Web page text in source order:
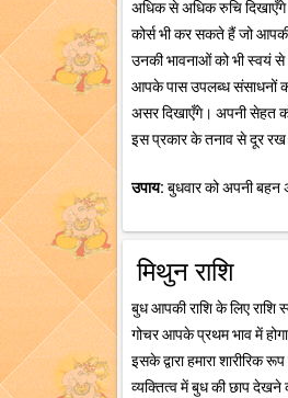
अधिक से अधिक रुचि
कोर्स भी कर सकते हैं जो
उनकी भावनाओं को भी स्वयं
आपके पास उपलब्ध संसाधनों
असर दिखाएँगे। अपनी सेहत
इस प्रकार के तनाव से दूर
उपाय: बुधवार को अपनी बहन
मिथुन राशि
बुध आपकी राशि के लिए राशि
गोचर आपके प्रथम भाव में
इसके द्वारा हमारा
व्यक्तित्व में बुध की छाप देखने